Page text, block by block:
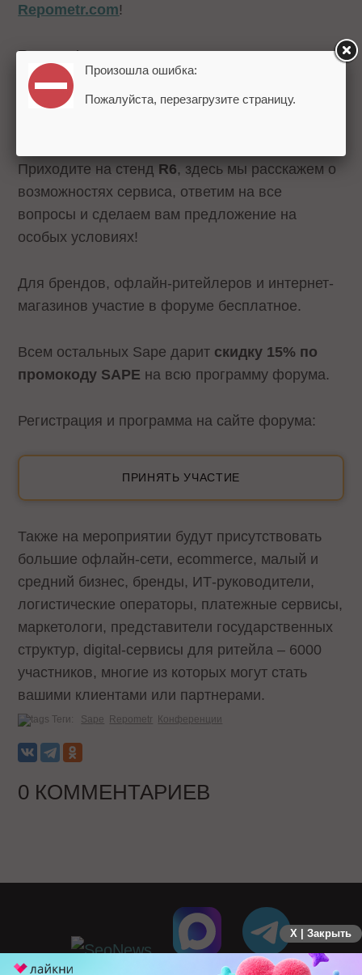
Repometr.com!
Repometr –это комплексное решение для
бизнеса по привлечению клиентов из
локального поиска в офлайн-продажи,
Приходите на стенд R6, здесь мы расскажем о
возможностях сервиса, ответим на все
вопросы и сделаем вам предложение на
особых условиях!
Для брендов, офлайн-ритейлеров и интернет-
магазинов участие в форуме бесплатное.
Всем остальных Sape дарит скидку 15% по
промокоду SAPE на всю программу форума.
Регистрация и программа на сайте форума:
ПРИНЯТЬ УЧАСТИЕ
Также на мероприятии будут присутствовать
большие офлайн-сети, еcommerce, малый и
средний бизнес, бренды, ИТ-руководители,
логистические операторы, платежные сервисы,
маркетологи, представители государственных
структур, digital-сервисы для ритейла – 6000
участников, многие из которых могут стать
вашими клиентами или партнерами.
Теги: Sape Repometr Конференции
0 КОММЕНТАРИЕВ
X | Закрыть
Произошла ошибка:
Пожалуйста, перезагрузите страницу.